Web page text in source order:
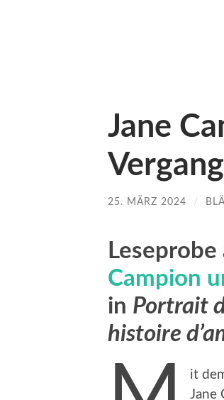
Jane
25. MÄRZ 2024 /
Campion
in Portrait
histoire
it
Jane